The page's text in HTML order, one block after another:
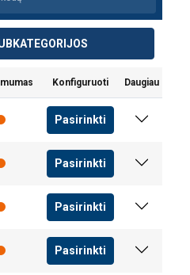
Konfiguruoti Daugiau
Pasirinkti
Pasirinkti
Pasirinkti
Pasirinkti